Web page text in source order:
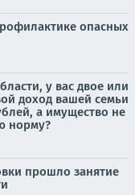
опасных
у вас двое или
доход вашей семьи
а имущество не
норму?
прошло занятие